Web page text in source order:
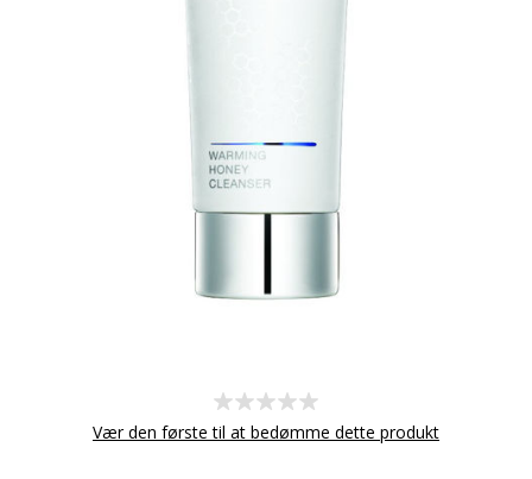
Vær den første til at bedømme dette produkt